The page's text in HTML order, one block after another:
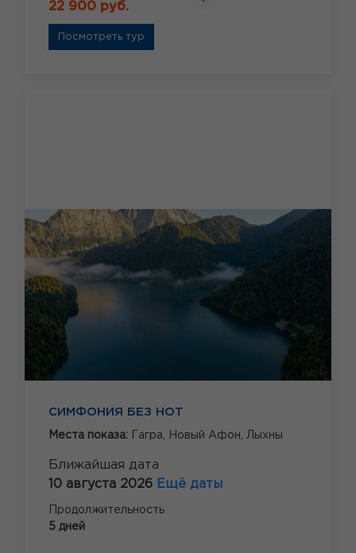
22 900 руб.
Посмотреть тур
СИМФОНИЯ БЕЗ НОТ
Места показа: Гагра, Новый Афон, Лыхны
Ближайшая дата
10 августа 2026 Ещё даты
Продолжительность
5 дней